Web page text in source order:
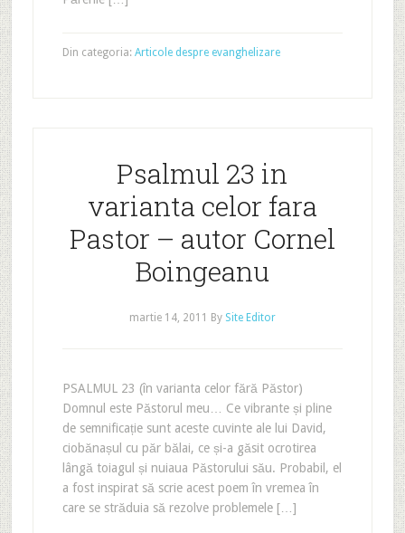
Din categoria: Articole despre evanghelizare
Psalmul 23 in
varianta celor fara
Pastor – autor Cornel
Boingeanu
martie 14, 2011 By Site Editor
PSALMUL 23 (în varianta celor fără Păstor)
Domnul este Păstorul meu… Ce vibrante și pline
de semnificație sunt aceste cuvinte ale lui David,
ciobănașul cu păr bălai, ce și-a găsit ocrotirea
lângă toiagul și nuiaua Păstorului său. Probabil, el
a fost inspirat să scrie acest poem în vremea în
care se străduia să rezolve problemele […]